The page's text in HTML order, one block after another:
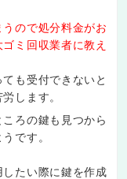
ので処分料金がお
ミ回収業者に教え
も受付できないと
します。
ろの鍵も見つから
です。
たい際に鍵を作成